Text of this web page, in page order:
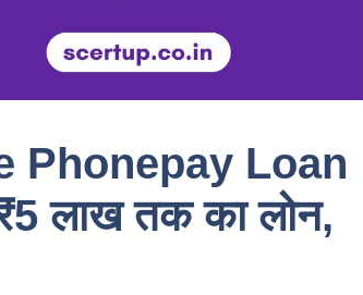
Phonepay Loan
लाख तक का लोन,